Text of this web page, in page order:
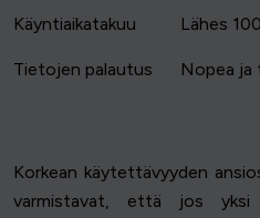
Käyntiaikatakuu Lähes
Tietojen palautus Nopea ja
Korkean käytettävyyden
varmistavat, että jos yksi